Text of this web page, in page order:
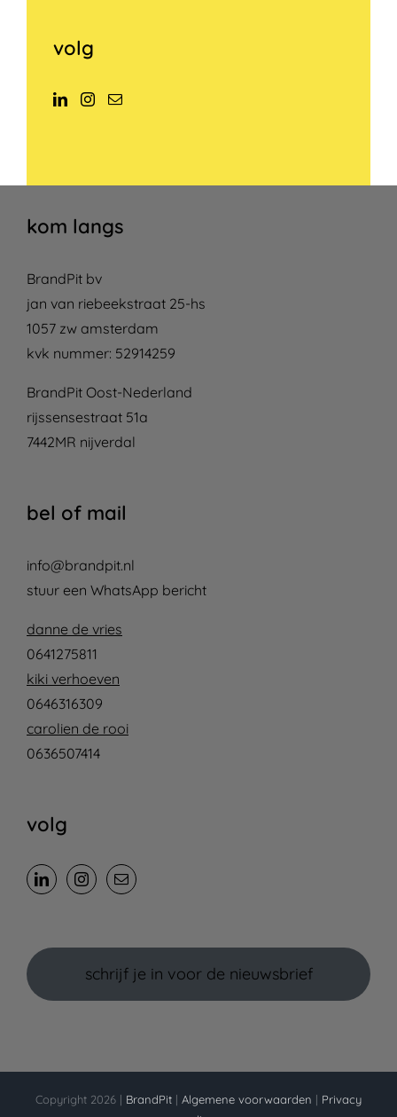
volg
kom langs
BrandPit bv
jan van riebeekstraat 25-hs
1057 zw amsterdam
kvk nummer: 52914259
BrandPit Oost-Nederland
rijssensestraat 51a
7442MR nijverdal
bel of mail
info@brandpit.nl
stuur een WhatsApp bericht
danne de vries
0641275811
kiki verhoeven
0646316309
carolien de rooi
0636507414
volg
schrijf je in voor de nieuwsbrief
Copyright 2026 | BrandPit | Algemene voorwaarden | Privacy